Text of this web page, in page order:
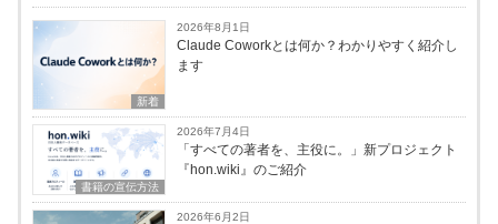
新着
2026年8月1日
Claude Coworkとは何か？わかりやすく紹介し
ます
書籍の宣伝方法
2026年7月4日
「すべての著者を、主役に。」新プロジェクト
『hon.wiki』のご紹介
2026年6月2日